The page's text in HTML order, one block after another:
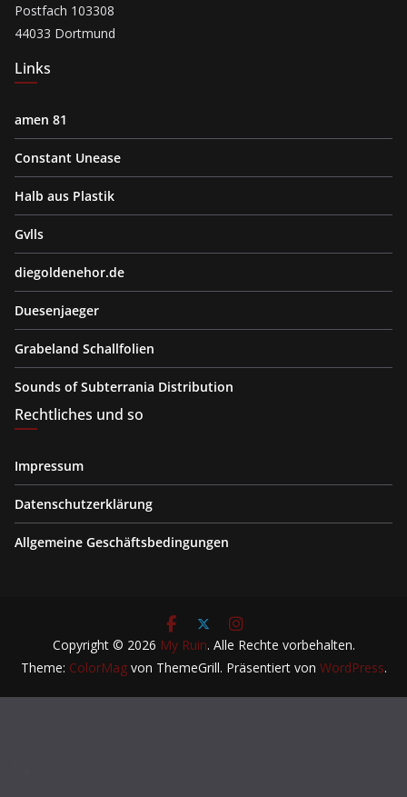
Postfach 103308
44033 Dortmund
Links
amen 81
Constant Unease
Halb aus Plastik
Gvlls
diegoldenehor.de
Duesenjaeger
Grabeland Schallfolien
Sounds of Subterrania Distribution
Rechtliches und so
Impressum
Datenschutzerklärung
Allgemeine Geschäftsbedingungen
Copyright © 2026 My Ruin. Alle Rechte vorbehalten.
Theme: ColorMagvon ThemeGrill. Präsentiert von WordPress.